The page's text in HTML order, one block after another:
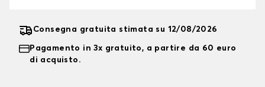
Consegna gratuita stimata su 12/08/2026
Pagamento in 3x gratuito, a partire da 60 euro
di acquisto.